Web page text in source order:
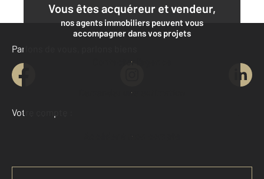
Vous êtes acquéreur et vendeur,
nos agents immobiliers peuvent vous
accompagner dans vos projets
Contacter l'agence
Demander une estimation
Parlons de vous, parlons biens
Votre compte :
Accéder à mon compte